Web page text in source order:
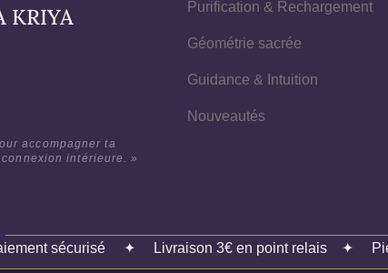
KRIYA
accompagner ta
intérieure. »
Purification & Rechargement
Géométrie sacrée
Guidance & Intuition
Nouveautés
sécurisé ✦ Livraison 3€ en point relais ✦